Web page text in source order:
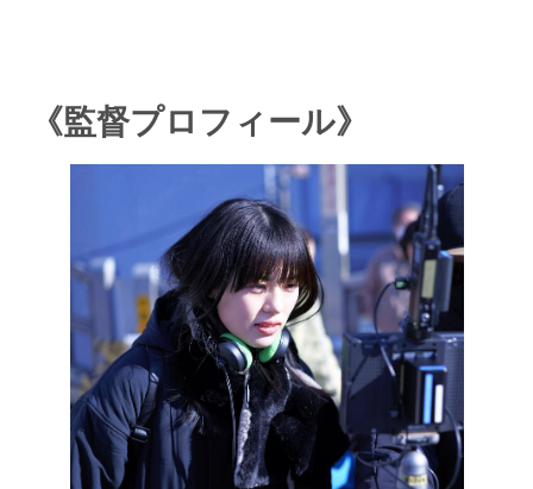
《監督プロフィール》